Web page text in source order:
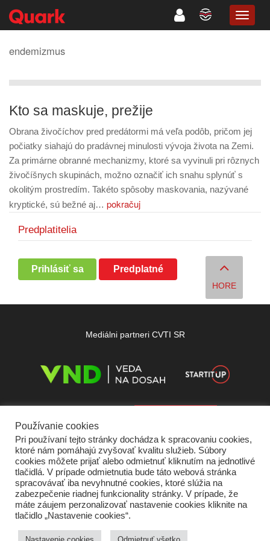
endemizmus
Kto sa maskuje, prežije
Obrana živočíchov pred predátormi má veľa podôb, pričom jej
počiatky siahajú do pradávnej minulosti vývoja života na Zemi.
Za primárne obranné mechanizmy, ktoré sa vyvinuli pri rôznych
živočíšnych skupinách, možno označiť ich snahu splynúť s
okolitým prostredím. Takéto spôsoby maskovania, nazývané
kryptické, sú bežné aj… pokračuj
Predplatitelia
Prihlásiť sa Predplatné
HORE
Mediálni partneri CVTI SR
Domov O nás Kontakt Vydavateľ
Podmienky používania
Ochrana súkromia Štatút súťaží
Používanie cookies
Pri používaní tejto stránky dochádza k spracovaniu cookies,
ktoré nám pomáhajú zvyšovať kvalitu služieb. Súbory
cookies môžete prijať alebo odmietnuť kliknutím na jednotlivé
tlačidlá. V prípade odmietnutia bude táto webová stránka
spracovávať iba nevyhnutné cookies, ktoré slúžia na
zabezpečenie riadnej funkcionality stránky. V prípade, že
máte záujem perzonalizovať nastavenie cookies kliknite na
tlačidlo „Nastavenie cookies“.